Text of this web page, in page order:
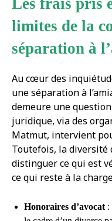
Les frais pris
limites de la
séparation à
Au cœur des
une séparation à
demeure une
juridique, via des
Matmut, intervient
Toutefois, la diversité
distinguer ce qui est
ce qui reste à la
Honoraires d’avocat :